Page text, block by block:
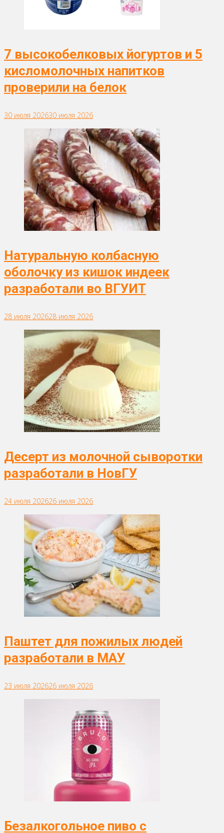
7 высокобелковых йогуртов и 5
кисломолочных напитков
проверили на белок
30 июля 202630 июля 2026
Натуральную колбасную
оболочку из кишок индеек
разработали во ВГУИТ
28 июля 202628 июля 2026
Десерт из молочной сыворотки
разработали в НовГУ
24 июля 202626 июля 2026
Паштет для пожилых людей
разработали в МАУ
23 июля 202626 июля 2026
Безалкогольное пиво с